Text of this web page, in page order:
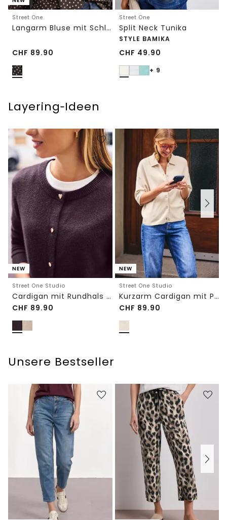
Street One
Langarm Bluse mit Schleifendetail
CHF 89.90
Street One
Split Neck Tunika
STYLE BAMIKA
CHF 49.90
+ 9
Layering‑Ideen
NEW
Street One Studio
Cardigan mit Rundhals und Knöpfen
CHF 89.90
NEW
Street One Studio
Kurzarm Cardigan mit Polokragen
CHF 89.90
Unsere Bestseller